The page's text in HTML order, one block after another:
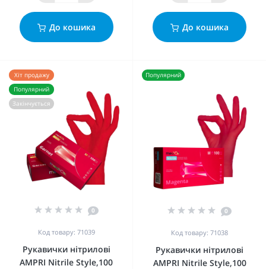
До кошика До кошика
Хіт продажу
Популярний
Закінчується
0
Код товару: 71039
Рукавички нітрилові
AMPRI Nitrile Style,100
Популярний
0
Код товару: 71038
Рукавички нітрилові
AMPRI Nitrile Style,100